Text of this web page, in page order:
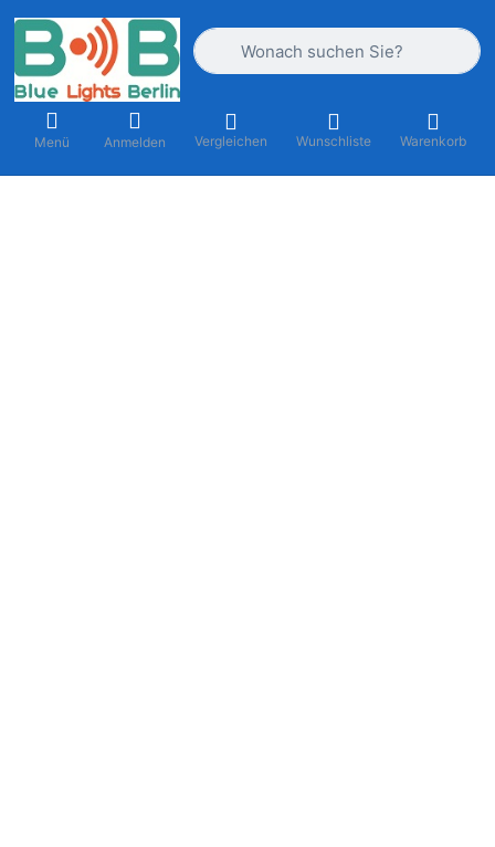
Geben Sie einen Suchbegriff ein.
Menü Anmelden Vergleichen Wunschliste Warenkorb